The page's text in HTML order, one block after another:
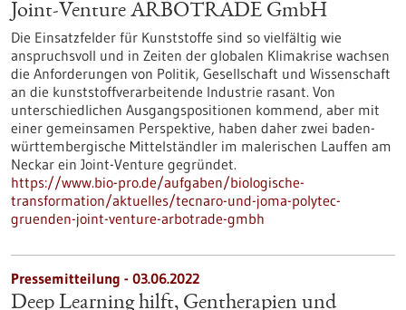
Joint-Venture ARBOTRADE GmbH
Die Einsatzfelder für Kunststoffe sind so vielfältig wie
anspruchsvoll und in Zeiten der globalen Klimakrise wachsen
die Anforderungen von Politik, Gesellschaft und Wissenschaft
an die kunststoffverarbeitende Industrie rasant. Von
unterschiedlichen Ausgangspositionen kommend, aber mit
einer gemeinsamen Perspektive, haben daher zwei baden-
württembergische Mittelständler im malerischen Lauffen am
Neckar ein Joint-Venture gegründet.
https://www.bio-pro.de/aufgaben/biologische-
transformation/aktuelles/tecnaro-und-joma-polytec-
gruenden-joint-venture-arbotrade-gmbh
Pressemitteilung - 03.06.2022
Deep Learning hilft, Gentherapien und